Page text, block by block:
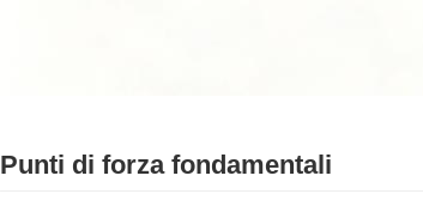
Punti di forza fondamentali